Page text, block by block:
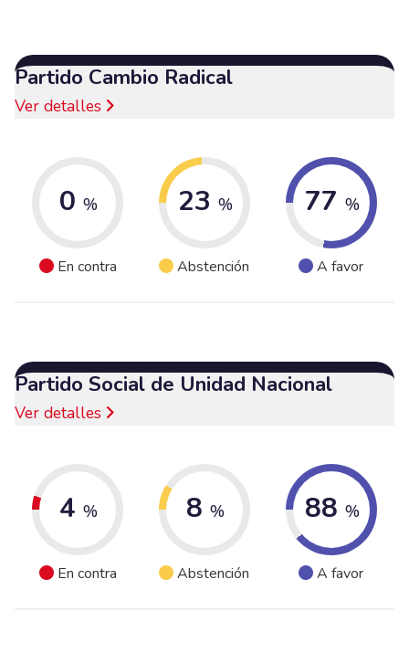
Partido Cambio Radical
Ver detalles
0 %
En contra
23 %
Abstención
77 %
A favor
Partido Social de Unidad Nacional
Ver detalles
4 %
En contra
8 %
Abstención
88 %
A favor